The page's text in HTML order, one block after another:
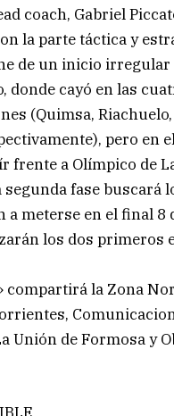
coach, Gabriel
la parte táctica y
de un inicio irregular
donde cayó en las
(Quimsa,
pero en
frente a Olímpico de
segunda fase buscará
a meterse en el final 8
los dos primeros
compartirá la Zona
Unión de Formosa y